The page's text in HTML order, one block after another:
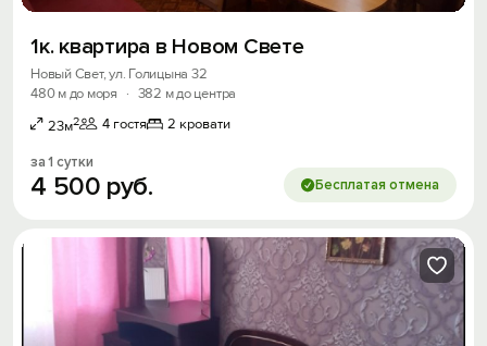
1к. квартира в Новом Свете
Новый Свет, ул. Голицына 32
480 м до моря
· 382 м до центра
23м2 4 гостя 2 кровати
за 1 сутки
4 500 руб. Бесплатая отмена